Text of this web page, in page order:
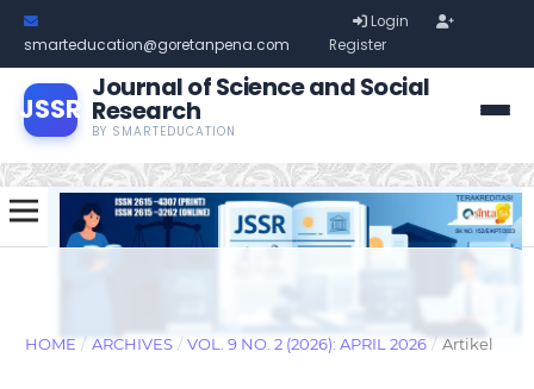
smarteducation@goretanpena.com
Login
Register
JSSR
Journal of Science and Social
Research
BY SMARTEDUCATION
HOME / ARCHIVES / VOL. 9 NO. 2 (2026): APRIL 2026 / Artikel